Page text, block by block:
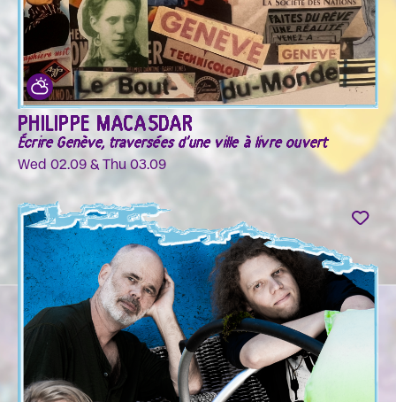
PHILIPPE MACASDAR
Écrire Genève, traversées d'une ville à livre ouvert
Wed 02.09 & Thu 03.09